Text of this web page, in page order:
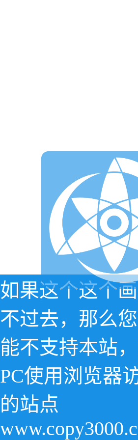
如果这个这个
不过去，那么
能不支持本站
PC使用浏览器
的站点